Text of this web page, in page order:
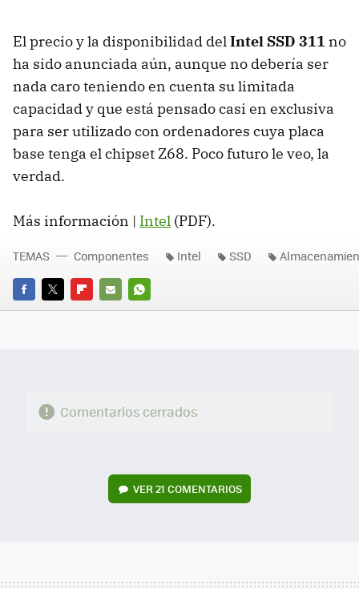
El precio y la disponibilidad delIntel SSD 311 no
ha sido anunciada aún, aunque no debería ser
nada caro teniendo en cuenta su limitada
capacidad y que está pensado casi en exclusiva
para ser utilizado con ordenadores cuya placa
base tenga el chipset Z68. Poco futuro le veo, la
verdad.
Más información | Intel (PDF).
FACEBOOK
TWITTERFLIPBOARD
E-
WHATSAPP
TEMAS Componentes Intel SSD
Comentarios cerrados
VER21 COMENTARIOS